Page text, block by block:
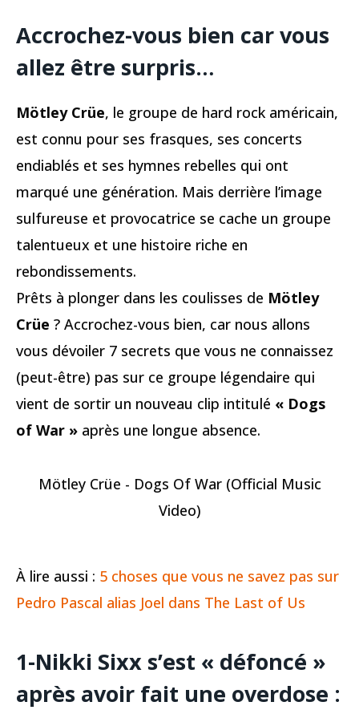
Accrochez-vous bien car vous
allez être surpris…
Mötley Crüe, le groupe de hard rock américain,
est connu pour ses frasques, ses concerts
endiablés et ses hymnes rebelles qui ont
marqué une génération. Mais derrière l’image
sulfureuse et provocatrice se cache un groupe
talentueux et une histoire riche en
rebondissements.
Prêts à plonger dans les coulisses de Mötley
Crüe ? Accrochez-vous bien, car nous allons
vous dévoiler 7 secrets que vous ne connaissez
(peut-être) pas sur ce groupe légendaire qui
vient de sortir un nouveau clip intitulé « Dogs
of War » après une longue absence.
Mötley Crüe - Dogs Of War (Official Music
Video)
À lire aussi : 5 choses que vous ne savez pas sur
Pedro Pascal alias Joel dans The Last of Us
1-Nikki Sixx s’est « défoncé »
après avoir fait une overdose :